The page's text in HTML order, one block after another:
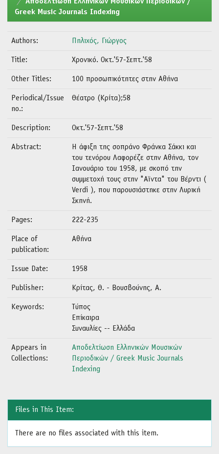
Greek Music Journals Indexing
Authors: Πηλιχός, Γιώργος
Title: Χρονικό. Οκτ.'57-Σεπτ.'58
Other Titles: 100 προσωπικότητες στην Αθήνα
Periodical/Issue
no.:
Θέατρο (Κρίτα);58
Description: Οκτ.'57-Σεπτ.'58
Abstract:
Η άφιξη της σοπράνο Φράνκα Σάκκι και
του τενόρου Λαφορέζε στην Αθήνα, τον
Ιανουάριο του 1958, με σκοπό την
συμμετοχή τους στην "Αϊντα" του Βέρντι (
Verdi ), που παρουσιάστηκε στην Λυρική
Σκηνή.
Pages: 222-235
Place of
publication:
Αθήνα
Issue Date: 1958
Publisher: Κρίτας, Θ. - Βουσβούνης, Α.
Keywords:
Τύπος
Επίκαιρα
Συναυλίες -- Ελλάδα
Appears in
Collections:
Αποδελτίωση Ελληνικών Μουσικών
Περιοδικών / Greek Music Journals
Indexing
Files in This Item:
There are no files associated with this item.